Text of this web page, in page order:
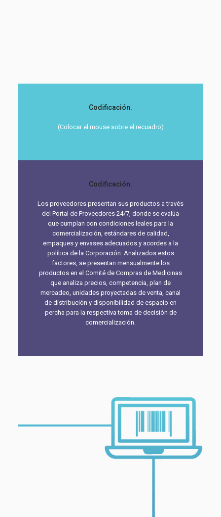
Codificación.
(Colocar el mouse sobre el recuadro)
Codificación.
Los proveedores presentan sus productos a través
del Portal de Proveedores 24/7, donde se evalúa
que cumplan con condiciones leales para la
comercialización, estándares de calidad,
empaques y envases adecuados y acordes a la
política de la Corporación. Analizados estos
factores, se presentan mensualmente los
productos en el Comité de Compras de Medicinas
que analiza precios, competencia, plan de
mercadeo, unidades proyectadas de venta, canal
de distribución y disponibilidad de espacio en
percha para la respectiva toma de decisión de
comercialización.